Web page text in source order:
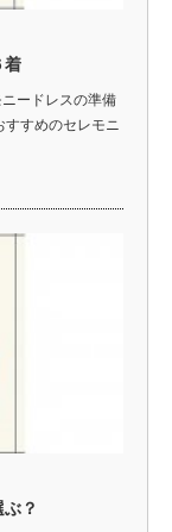
着
ードレスの準備
すすめのセレモニ
？